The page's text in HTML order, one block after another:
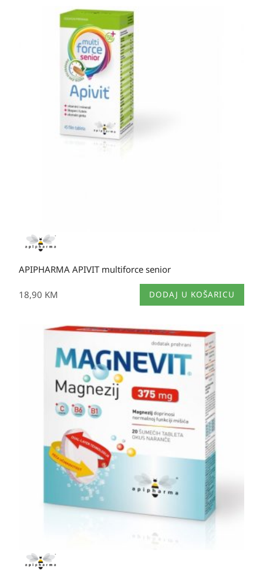
APIPHARMA APIVIT multiforce senior
18,90 KM DODAJ U KOŠARICU